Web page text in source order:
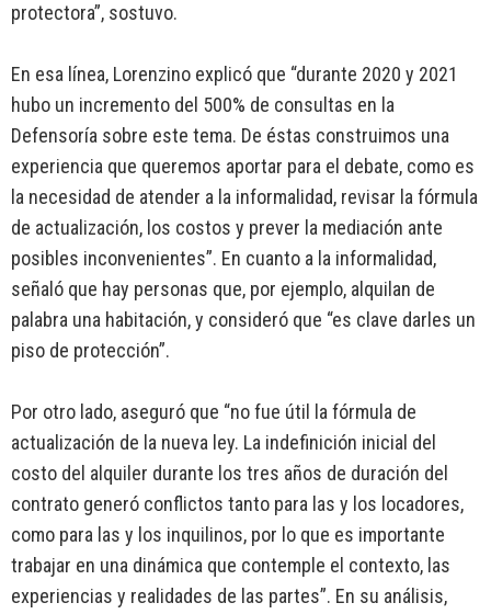
protectora”, sostuvo.
En esa línea, Lorenzino explicó que “durante 2020 y 2021
hubo un incremento del 500% de consultas en la
Defensoría sobre este tema. De éstas construimos una
experiencia que queremos aportar para el debate, como es
la necesidad de atender a la informalidad, revisar la fórmula
de actualización, los costos y prever la mediación ante
posibles inconvenientes”. En cuanto a la informalidad,
señaló que hay personas que, por ejemplo, alquilan de
palabra una habitación, y consideró que “es clave darles un
piso de protección”.
Por otro lado, aseguró que “no fue útil la fórmula de
actualización de la nueva ley. La indefinición inicial del
costo del alquiler durante los tres años de duración del
contrato generó conflictos tanto para las y los locadores,
como para las y los inquilinos, por lo que es importante
trabajar en una dinámica que contemple el contexto, las
experiencias y realidades de las partes”. En su análisis,